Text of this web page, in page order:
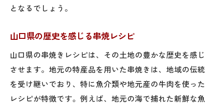
となるでしょう。
山口県の歴史を感じる串焼レシピ
山口県の串焼きレシピは、その土地の豊かな歴史を感じ
させます。地元の特産品を用いた串焼きは、地域の伝統
を受け継いでおり、特に魚介類や地元産の牛肉を使った
レシピが特徴です。例えば、地元の海で捕れた新鮮な魚